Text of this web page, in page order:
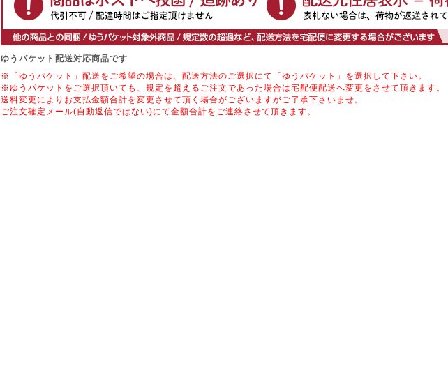
ゆうパケット配送対応商品です
※「ゆうパケット」配送をご希望の場合は、配送方法のご選択にて「ゆうパケット」を選択して下さい。
※ゆうパケットをご選択頂いても、規定を超えるご注文であった場合は宅配便配送へ変更をさせて頂きます。
送料変更によりお支払金額合計を変更させて頂く場合がございますがご了承下さいませ。
ご注文確定メール(自動返信ではない)にて金額合計をご連絡させて頂きます。